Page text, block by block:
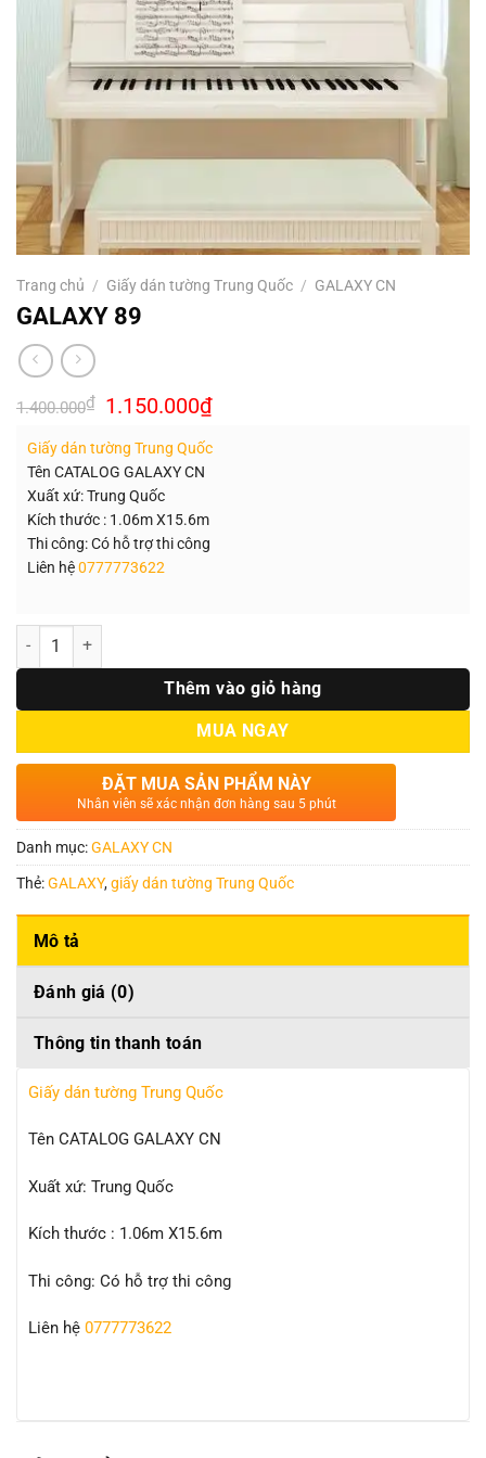
Trang chủ / Giấy dán tường Trung Quốc / GALAXY CN
GALAXY 89
1.400.000₫ Giá
gốc
1.400.000₫.
1.150.000₫Giá
hiện
là:
Giấy dán tường Trung Quốc
Tên CATALOG GALAXY CN
Xuất xứ: Trung Quốc
Kích thước : 1.06m X15.6m
Thi công: Có hỗ trợ thi công
Liên hệ0777773622
Số lượng
Thêm vào giỏ hàng
MUA NGAY
ĐẶT MUA SẢN PHẨM NÀY
Nhân viên sẽ xác nhận đơn hàng sau 5 phút
Danh mục:GALAXY CN
Thẻ:GALAXY,giấy dán tường Trung Quốc
Mô tả
Đánh giá (0)
Thông tin thanh toán
Giấy dán tường Trung Quốc
Tên CATALOG GALAXY CN
Xuất xứ: Trung Quốc
Kích thước : 1.06m X15.6m
Thi công: Có hỗ trợ thi công
Liên hệ 0777773622